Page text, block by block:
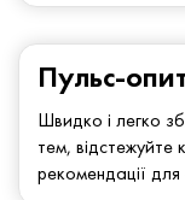
Пульс-
Швидко і легко
тем, відстежуйте
рекомендації